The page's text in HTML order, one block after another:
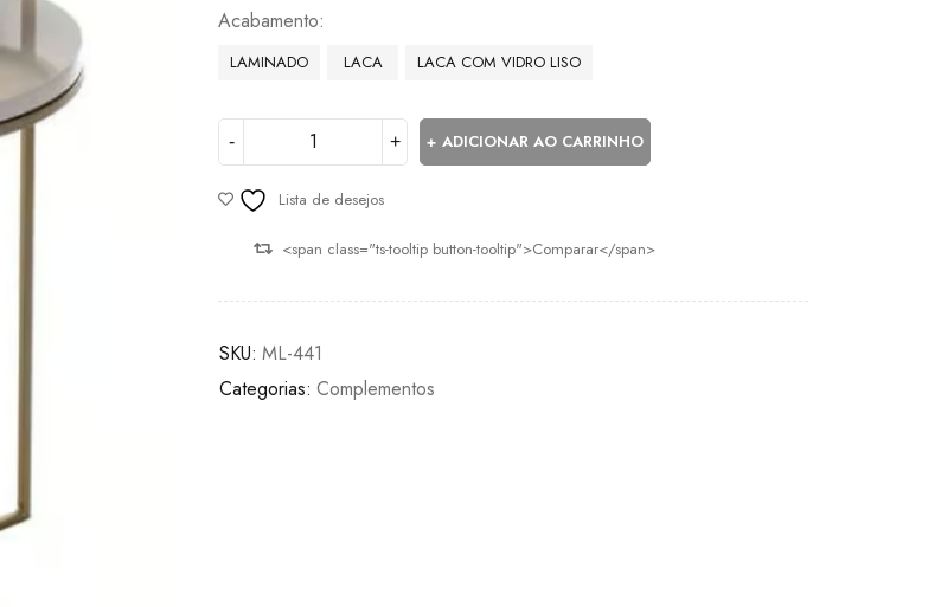
Acabamento
LAMINADO LACA LACA COM VIDRO LISO
ADICIONAR AO CARRINHO
Lista de desejos
<span class="ts-tooltip button-tooltip">Comparar</span>
SKU: ML-441
Categorias: Complementos